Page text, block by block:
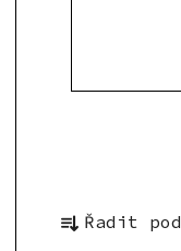
a Řadit